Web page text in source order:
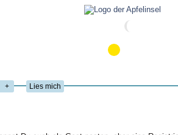
+ Lies mich